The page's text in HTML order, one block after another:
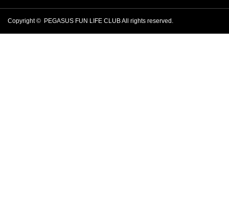
Copyright © PEGASUS FUN LIFE CLUBAll rights reserved.